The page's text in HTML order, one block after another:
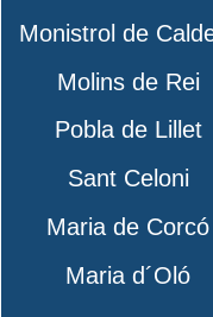
Monistrol de
Molins de Rei
Pobla de Lillet
Sant Celoni
Maria de Corcó
Maria d´Oló